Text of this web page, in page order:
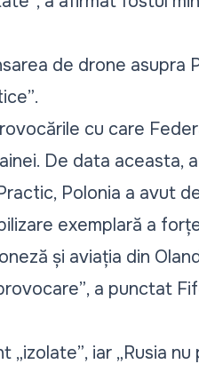
de drone asupra
.
cu care
De data aceasta,
Polonia a avut
exemplară a
și aviația din
, a punctat
„izolate”, iar „Rusia